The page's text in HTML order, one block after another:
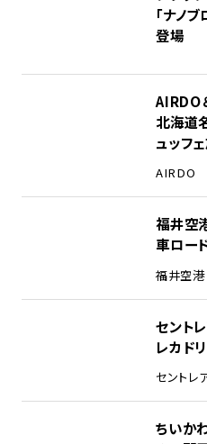
「ナノ
登場
AIRDO
北海道
ュッフ
AIRDO
福井空
車ロー
福井空港
セント
レカド
セントレ
ちいか